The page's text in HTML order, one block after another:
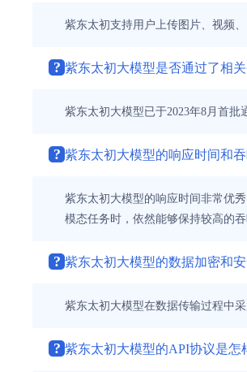
紫东太初支持用户上传图片、视频
? 紫东太初大模型是否通过了相关
紫东太初大模型已于2023年8月首
? 紫东太初大模型的响应时间和
紫东太初大模型的响应时间非常优
模态任务时，依然能够保持较高的
? 紫东太初大模型的数据加密和
紫东太初大模型在数据传输过程中
? 紫东太初大模型的API协议是怎